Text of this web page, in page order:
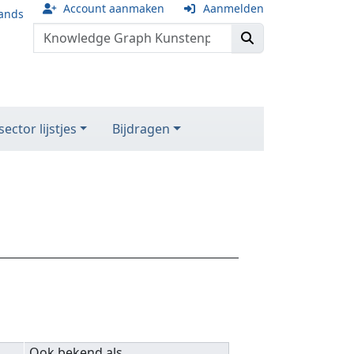
Account aanmaken Aanmelden
lijstjes Bijdragen